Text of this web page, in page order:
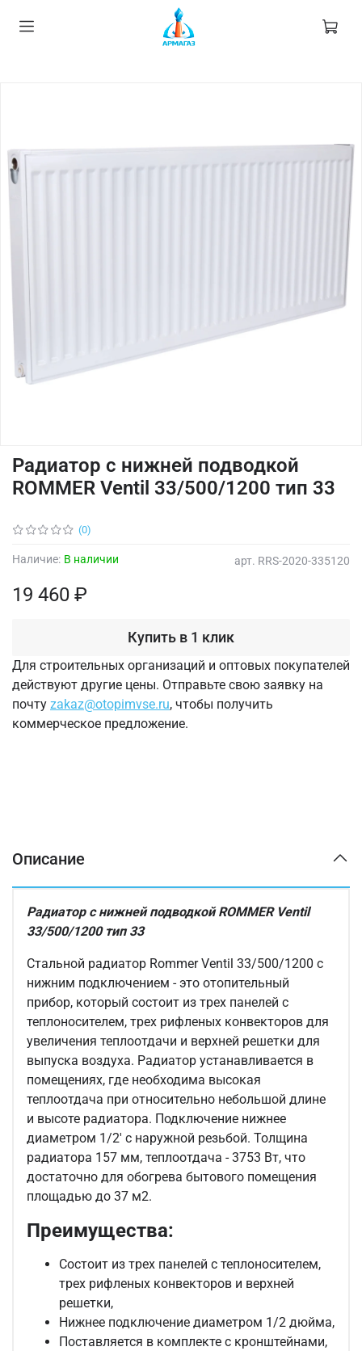
(0)
арт. RRS-2020-335120
Наличие: В наличии
Радиатор с нижней подводкой
ROMMER Ventil 33/500/1200 тип 33
19 460 ₽
Купить в 1 клик
Для строительных организаций и оптовых покупателей
действуют другие цены. Отправьте свою заявку на
почту zakaz@otopimvse.ru, чтобы получить
коммерческое предложение.
Описание
Радиатор с нижней подводкой ROMMER Ventil
33/500/1200 тип 33
Стальной радиатор Rommer Ventil 33/500/1200 с
нижним подключением - это отопительный
прибор, который состоит из трех панелей с
теплоносителем, трех рифленых конвекторов для
увеличения теплоотдачи и верхней решетки для
выпуска воздуха. Радиатор устанавливается в
помещениях, где необходима высокая
теплоотдача при относительно небольшой длине
и высоте радиатора. Подключение нижнее
диаметром 1/2' с наружной резьбой. Толщина
радиатора 157 мм, теплоотдача - 3753 Вт, что
достаточно для обогрева бытового помещения
площадью до 37 м2.
Преимущества:
Состоит из трех панелей с теплоносителем,
трех рифленых конвекторов и верхней
решетки,
Нижнее подключение диаметром 1/2 дюйма,
Поставляется в комплекте с кронштейнами,